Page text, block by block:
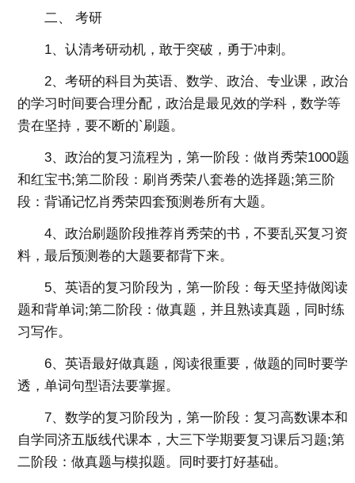
二、 考研
1、认清考研动机，敢于突破，勇于冲刺。
2、考研的科目为英语、数学、政治、专业课，政治
的学习时间要合理分配，政治是最见效的学科，数学等
贵在坚持，要不断的`刷题。
3、政治的复习流程为，第一阶段：做肖秀荣1000题
和红宝书;第二阶段：刷肖秀荣八套卷的选择题;第三阶
段：背诵记忆肖秀荣四套预测卷所有大题。
4、政治刷题阶段推荐肖秀荣的书，不要乱买复习资
料，最后预测卷的大题要都背下来。
5、英语的复习阶段为，第一阶段：每天坚持做阅读
题和背单词;第二阶段：做真题，并且熟读真题，同时练
习写作。
6、英语最好做真题，阅读很重要，做题的同时要学
透，单词句型语法要掌握。
7、数学的复习阶段为，第一阶段：复习高数课本和
自学同济五版线代课本，大三下学期要复习课后习题;第
二阶段：做真题与模拟题。同时要打好基础。